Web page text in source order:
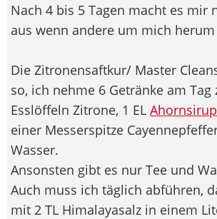
Nach 4 bis 5 Tagen macht es mir
aus wenn andere um mich herum
Die Zitronensaftkur/ Master
so, ich nehme 6 Getränke am
Esslöffeln Zitrone, 1 EL Ahornsirup
einer Messerspitze
Wasser.
Ansonsten gibt es nur Tee und
Auch muss ich täglich abführen,
mit 2 TL Himalayasalz in einem